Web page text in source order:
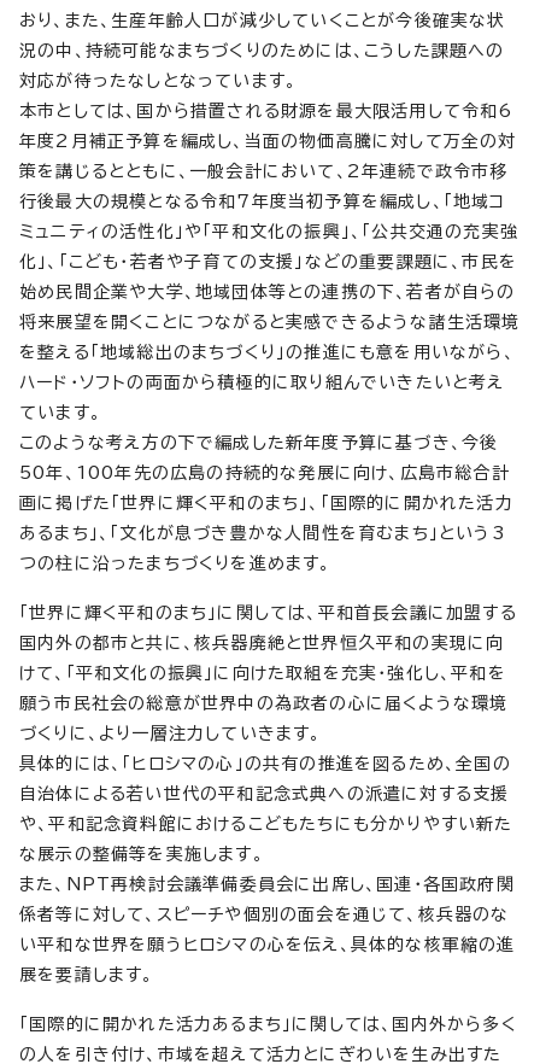
おり、また、生産年齢人口が減少していくことが今後確実な状
況の中、持続可能なまちづくりのためには、こうした課題への
対応が待ったなしとなっています。
本市としては、国から措置される財源を最大限活用して令和6
年度2月補正予算を編成し、当面の物価高騰に対して万全の対
策を講じるとともに、一般会計において、2年連続で政令市移
行後最大の規模となる令和7年度当初予算を編成し、「地域コ
ミュニティの活性化」や「平和文化の振興」、「公共交通の充実強
化」、「こども・若者や子育ての支援」などの重要課題に、市民を
始め民間企業や大学、地域団体等との連携の下、若者が自らの
将来展望を開くことにつながると実感できるような諸生活環境
を整える「地域総出のまちづくり」の推進にも意を用いながら、
ハード・ソフトの両面から積極的に取り組んでいきたいと考え
ています。
このような考え方の下で編成した新年度予算に基づき、今後
50年、100年先の広島の持続的な発展に向け、広島市総合計
画に掲げた「世界に輝く平和のまち」、「国際的に開かれた活力
あるまち」、「文化が息づき豊かな人間性を育むまち」という3
つの柱に沿ったまちづくりを進めます。
「世界に輝く平和のまち」に関しては、平和首長会議に加盟する
国内外の都市と共に、核兵器廃絶と世界恒久平和の実現に向
けて、「平和文化の振興」に向けた取組を充実・強化し、平和を
願う市民社会の総意が世界中の為政者の心に届くような環境
づくりに、より一層注力していきます。
具体的には、「ヒロシマの心」の共有の推進を図るため、全国の
自治体による若い世代の平和記念式典への派遣に対する支援
や、平和記念資料館におけるこどもたちにも分かりやすい新た
な展示の整備等を実施します。
また、NPT再検討会議準備委員会に出席し、国連・各国政府関
係者等に対して、スピーチや個別の面会を通じて、核兵器のな
い平和な世界を願うヒロシマの心を伝え、具体的な核軍縮の進
展を要請します。
「国際的に開かれた活力あるまち」に関しては、国内外から多く
の人を引き付け、市域を超えて活力とにぎわいを生み出すた